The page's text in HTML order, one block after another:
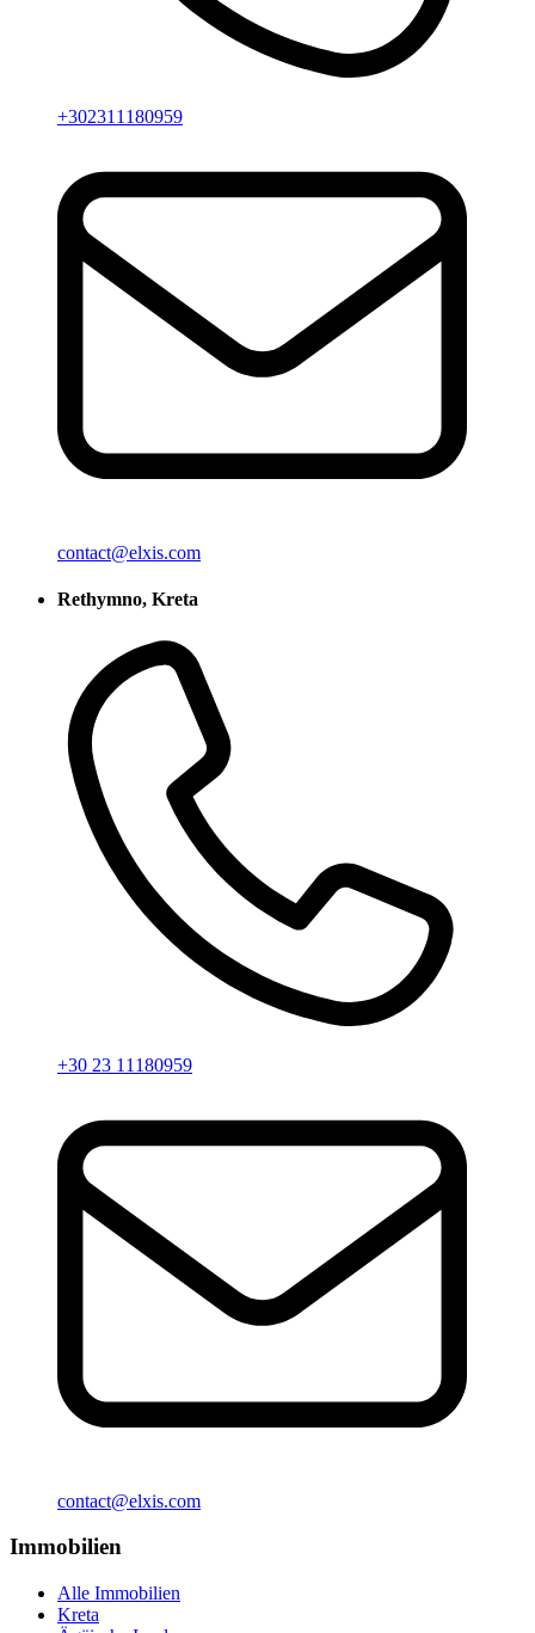
+302311180959
contact@elxis.com
Rethymno, Kreta
+30 23 11180959
contact@elxis.com
Immobilien
Alle Immobilien
Kreta